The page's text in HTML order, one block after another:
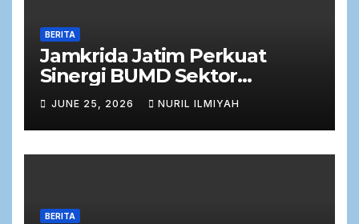
BERITA
Jamkrida Jatim Perkuat
Sinergi BUMD Sektor
Keuangan dalam Rapat Kerja
Bersama Komisi C DPRD
Jawa Timur
JUNE 25, 2026 NURIL ILMIYAH
BERITA